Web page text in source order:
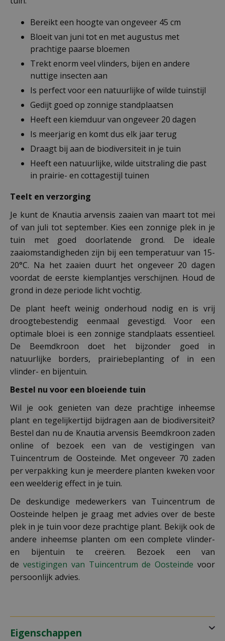
Bereikt een hoogte van ongeveer 45 cm
Bloeit van juni tot en met augustus met
prachtige paarse bloemen
Trekt enorm veel vlinders, bijen en andere
nuttige insecten aan
Is perfect voor een natuurlijke of wilde tuinstijl
Gedijt goed op zonnige standplaatsen
Heeft een kiemduur van ongeveer 20 dagen
Is meerjarig en komt dus elk jaar terug
Draagt bij aan de biodiversiteit in je tuin
Heeft een natuurlijke, wilde uitstraling die past
in prairie- en cottagestijl tuinen
Teelt en verzorging
Je kunt de Knautia arvensis zaaien van maart tot mei
of van juli tot september. Kies een zonnige plek in je
tuin met goed doorlatende grond. De ideale
zaaiomstandigheden zijn bij een temperatuur van 15-
20°C. Na het zaaien duurt het ongeveer 20 dagen
voordat de eerste kiemplantjes verschijnen. Houd de
grond in deze periode licht vochtig.
De plant heeft weinig onderhoud nodig en is vrij
droogtebestendig eenmaal gevestigd. Voor een
optimale bloei is een zonnige standplaats essentieel.
De Beemdkroon doet het bijzonder goed in
natuurlijke borders, prairiebeplanting of in een
vlinder- en bijentuin.
Bestel nu voor een bloeiende tuin
Wil je ook genieten van deze prachtige inheemse
plant en tegelijkertijd bijdragen aan de biodiversiteit?
Bestel dan nu de Knautia arvensis Beemdkroon zaden
online of bezoek een van de vestigingen van
Tuincentrum de Oosteinde. Met ongeveer 70 zaden
per verpakking kun je meerdere planten kweken voor
een weelderig effect in je tuin.
De deskundige medewerkers van Tuincentrum de
Oosteinde helpen je graag met advies over de beste
plek in je tuin voor deze prachtige plant. Bekijk ook de
andere inheemse planten om een complete vlinder-
en bijentuin te creëren. Bezoek een van
de vestigingen van Tuincentrum de Oosteinde voor
persoonlijk advies.
Eigenschappen